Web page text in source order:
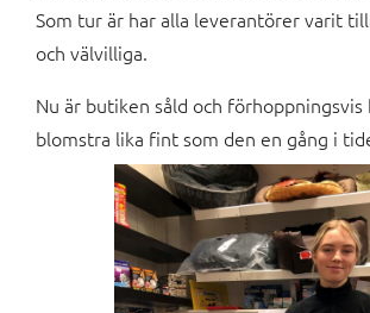
Som tur är har alla leverantörer varit
och välvilliga.
Nu är butiken såld och
blomstra lika fint som den en gång i